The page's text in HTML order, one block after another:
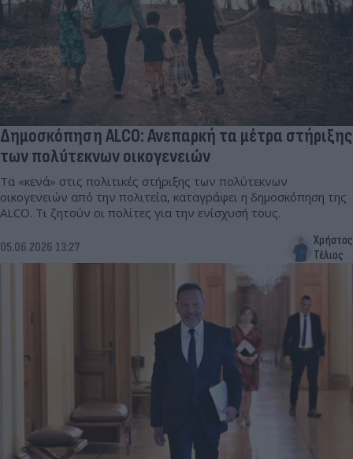
Δημοσκόπηση ALCO: Ανεπαρκή τα μέτρα στήριξης
των πολύτεκνων οικογενειών
Τα «κενά» στις πολιτικές στήριξης των πολύτεκνων
οικογενειών από την πολιτεία, καταγράφει η δημοσκόπηση της
ALCO. Τι ζητούν οι πολίτες για την ενίσχυσή τους.
05.06.2026 13:27
Χρήστος
Τέλιος